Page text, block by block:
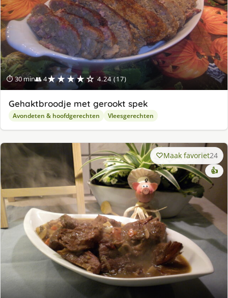
⏱ 30 min👥 4★★★★☆ 4.24 (17)
Gehaktbroodje met gerookt spek
Avondeten & hoofdgerechten Vleesgerechten
Maak favoriet24
👍